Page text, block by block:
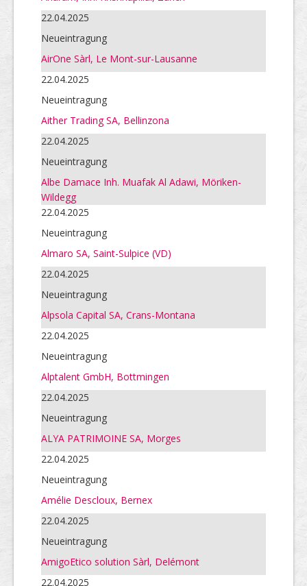
22.04.2025
Neueintragung
AirOne Sàrl, Le Mont-sur-Lausanne
22.04.2025
Neueintragung
Aither Trading SA, Bellinzona
22.04.2025
Neueintragung
Albe Damace Inh. Muafak Al Adawi, Möriken-
Wildegg
22.04.2025
Neueintragung
Almaro SA, Saint-Sulpice (VD)
22.04.2025
Neueintragung
Alpsola Capital SA, Crans-Montana
22.04.2025
Neueintragung
Alptalent GmbH, Bottmingen
22.04.2025
Neueintragung
ALYA PATRIMOINE SA, Morges
22.04.2025
Neueintragung
Amélie Descloux, Bernex
22.04.2025
Neueintragung
AmigoEtico solution Sàrl, Delémont
22.04.2025